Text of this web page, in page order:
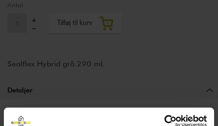
Antal
Tilføj til kurv
Sealflex Hybrid grå 290 ml.
Detaljer
Sealflex Hybrid grå fugemasse er højelastisk. Det